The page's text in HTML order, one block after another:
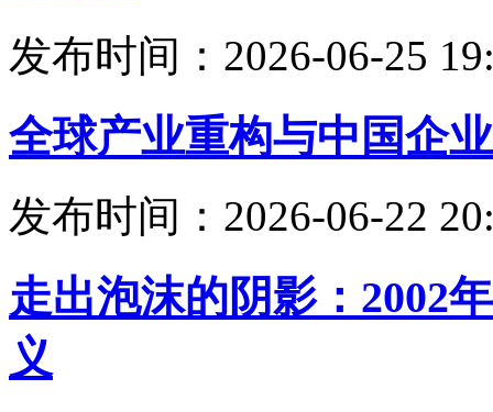
发布时间：2026-06-25
全球产业重构与中国企
发布时间：2026-06-22
走出泡沫的阴影：2002
义